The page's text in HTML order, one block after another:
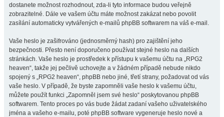
dostanete možnost rozhodnout, zda-li tyto informace budou veřejně
zobrazitelné. Dále ve vašem účtu máte možnost zakázat nebo povolit
zasílání automaticky vytvářených e-mailů phpBB softwarem na váš e-mail.
Vaše heslo je zašifrováno (jednosměrný hash) pro zajištění jeho
bezpečnosti. Přesto není doporučeno používat stejné heslo na dalších
stránkách. Vaše heslo je prostředek k přístupu k vašemu účtu na „RPG2
heaven“, takže jej pečlivě uchovejte a v žádném případě nebude nikdo
spojený s „RPG2 heaven“, phpBB nebo jiné, třetí strany, požadovat od vás
vaše heslo. V případě, že byste zapomněli vaše heslo k vašemu účtu,
můžete použít funkci „Zapomněl jsem své heslo“ poskytovanou phpBB
softwarem. Tento proces po vás bude žádat zadaní vašeho uživatelského
jména a vašeho e-mailu, poté phpBB software vygeneruje heslo nové a